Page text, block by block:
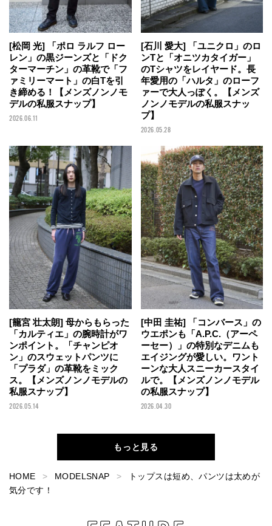
[松岡 光] 「ポロ ラルフ ロー
レン」の黒ジーンズと「ドク
ターマーチン」の革靴で「フ
ァミリーマート」の白Tを引
き締める！【メンズノンノモ
デルの私服スナップ】
2026.06.11
[石川 愛大] 「ユニクロ」のロ
ンTと「オニツカタイガー」
のTシャツをレイヤード。長
年愛用の「ハルタ」のローフ
ァーで大人っぽく。【メンズ
ノンノモデルの私服スナッ
プ】
2026.05.28
[籠宮 壮太朗] 母からもらった
「カルティエ」の腕時計がワ
ンポイント。「チャンピオ
ン」のスウェットパンツに
「プラダ」の革靴をミック
ス。【メンズノンノモデルの
私服スナップ】
2026.05.14
[中田 圭祐] 「コンバース」の
ウエポンも「A.P.C.（アーペ
ーセー）」の特別なデニムも
エイジングが愛しい。ワント
ーンな大人スニーカースタイ
ルで。【メンズノンノモデル
の私服スナップ】
2026.04.30
もっと見る
HOME MODELSNAP
トップスは短め、パンツは太めが
気分です！